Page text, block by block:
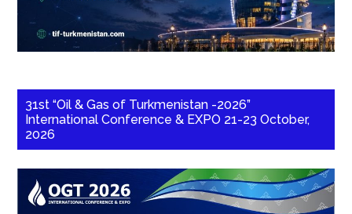
31st “Oil & Gas of Turkmenistan -2026”
International Conference & EXPO 21-23 October,
2026